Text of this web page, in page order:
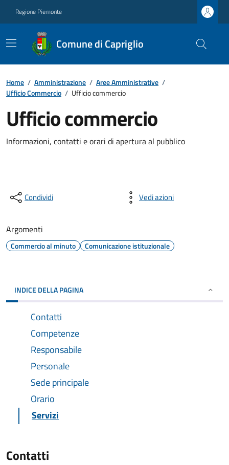
Regione Piemonte
Comune di Capriglio
Home / Amministrazione / Aree Amministrative /
Ufficio Commercio / Ufficio commercio
Ufficio commercio
Informazioni, contatti e orari di apertura al pubblico
Condividi Vedi azioni
Argomenti
Commercio al minuto Comunicazione istituzionale
INDICE DELLA PAGINA
Contatti
Competenze
Responsabile
Personale
Sede principale
Orario
Servizi
Contatti